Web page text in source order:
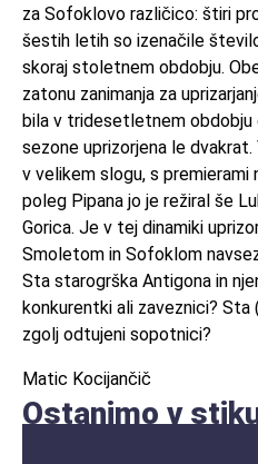
za Sofoklovo različico: štiri
šestih letih so izenačile
skoraj stoletnem obdobju.
zatonu zanimanja za
bila v tridesetletnem
sezone uprizorjena le
v velikem slogu, s premierami
poleg Pipana jo je režiral še
Gorica. Je v tej dinamiki
Smoletom in Sofoklom
Sta starogrška Antigona in
konkurentki ali zaveznici?
zgolj odtujeni sopotnici?
Matic Kocijančič
Ostanimo v